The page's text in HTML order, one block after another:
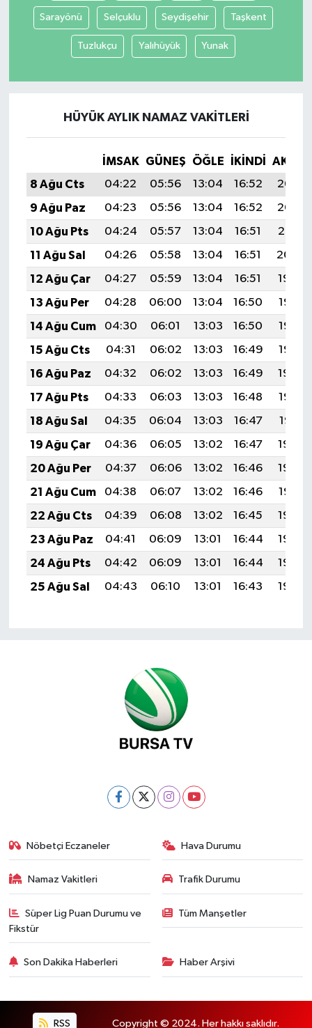
Sarayönü Selçuklu Seydişehir Taşkent
Tuzlukçu Yalıhüyük Yunak
HÜYÜK AYLIK NAMAZ VAKITLERI
İMSAK GÜNEŞ ÖĞLE İKINDI
8 Ağu Cts
04:22 05:56 13:04 16:52
20:03
9 Ağu Paz
04:23 05:56 13:04 16:52
20:02
10 Ağu Pts
04:24 05:57 13:04 16:51
20:01
11 Ağu Sal
04:26 05:58 13:04 16:51
20:00
12 Ağu Çar
04:27 05:59 13:04 16:51
19:59
13 Ağu Per
04:28 06:00 13:04 16:50
19:57
14 Ağu Cum
04:30 06:01 13:03 16:50
19:56
15 Ağu Cts
04:31 06:02 13:03 16:49
19:55
16 Ağu Paz
04:32 06:02 13:03 16:49
19:54
17 Ağu Pts
04:33 06:03 13:03 16:48
19:52
18 Ağu Sal
04:35 06:04 13:03 16:47
19:51
19 Ağu Çar
04:36 06:05 13:02 16:47
19:50
20 Ağu Per
04:37 06:06 13:02 16:46
19:48
21 Ağu Cum
04:38 06:07 13:02 16:46
19:47
22 Ağu Cts
04:39 06:08 13:02 16:45
19:46
23 Ağu Paz
04:41 06:09 13:01 16:44
19:44
24 Ağu Pts
04:42 06:09 13:01 16:44
19:43
25 Ağu Sal
04:43 06:10 13:01 16:43 19:42
Nöbetçi Eczaneler Hava Durumu
Namaz Vakitleri Trafik Durumu
Süper Lig Puan Durumu ve
Fikstür
Tüm Manşetler
Son Dakika Haberleri Haber Arşivi
RSS Copyright © 2024. Her hakkı saklıdır.